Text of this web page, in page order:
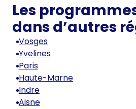
Les
dans d’autres
Vosges
Yvelines
Paris
Haute-Marne
Indre
Aisne